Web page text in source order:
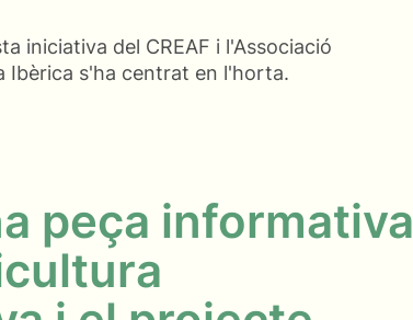
iniciativa del CREAF i l'Associació
Ibèrica s'ha centrat en l'horta.
peça informativa